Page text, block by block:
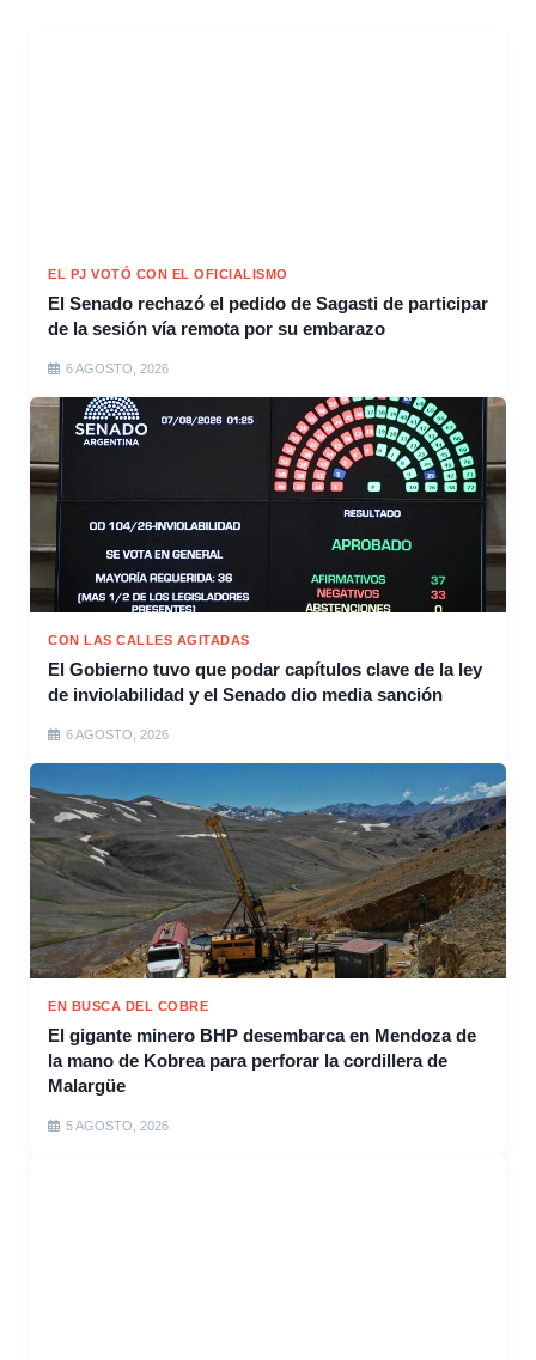
EL PJ VOTÓ CON EL OFICIALISMO
El Senado rechazó el pedido de Sagasti de participar
de la sesión vía remota por su embarazo
6 AGOSTO, 2026
CON LAS CALLES AGITADAS
El Gobierno tuvo que podar capítulos clave de la ley
de inviolabilidad y el Senado dio media sanción
6 AGOSTO, 2026
EN BUSCA DEL COBRE
El gigante minero BHP desembarca en Mendoza de
la mano de Kobrea para perforar la cordillera de
Malargüe
5 AGOSTO, 2026